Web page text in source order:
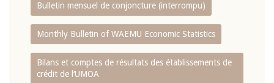
Bulletin mensuel de conjoncture (interrompu)
Monthly Bulletin of WAEMU Economic Statistics
Bilans et comptes de résultats des établissements de
crédit de l‘UMOA